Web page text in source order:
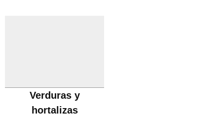
Verduras y
hortalizas